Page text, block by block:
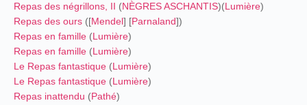
Repas des négrillons, II (NÈGRES ASCHANTIS)(Lumière)
Repas des ours ([Mendel] [Parnaland])
Repas en famille (Lumière)
Repas en famille (Lumière)
Le Repas fantastique (Lumière)
Le Repas fantastique (Lumière)
Repas inattendu (Pathé)